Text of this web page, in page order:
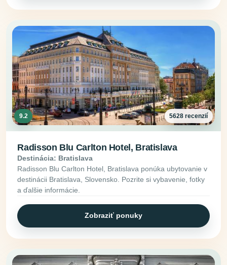
9.2 5628 recenzií
Radisson Blu Carlton Hotel, Bratislava
Destinácia: Bratislava
Radisson Blu Carlton Hotel, Bratislava ponúka ubytovanie v
destinácii Bratislava, Slovensko. Pozrite si vybavenie, fotky
a ďalšie informácie.
Zobraziť ponuky